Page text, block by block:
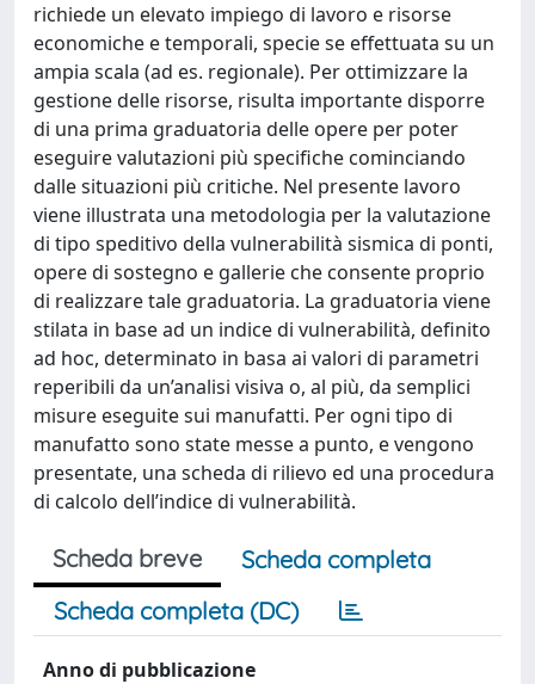
richiede un elevato impiego di lavoro e risorse
economiche e temporali, specie se effettuata su un
ampia scala (ad es. regionale). Per ottimizzare la
gestione delle risorse, risulta importante disporre
di una prima graduatoria delle opere per poter
eseguire valutazioni più specifiche cominciando
dalle situazioni più critiche. Nel presente lavoro
viene illustrata una metodologia per la valutazione
di tipo speditivo della vulnerabilità sismica di ponti,
opere di sostegno e gallerie che consente proprio
di realizzare tale graduatoria. La graduatoria viene
stilata in base ad un indice di vulnerabilità, definito
ad hoc, determinato in basa ai valori di parametri
reperibili da un’analisi visiva o, al più, da semplici
misure eseguite sui manufatti. Per ogni tipo di
manufatto sono state messe a punto, e vengono
presentate, una scheda di rilievo ed una procedura
di calcolo dell’indice di vulnerabilità.
Scheda breve
Scheda completa
Scheda completa (DC)
Anno di pubblicazione